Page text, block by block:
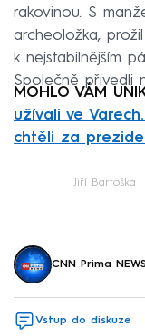
rakovinou. S
archeoložka,
k nejstabilnějším
Společně přivedli
MOHLO VÁM
užívali ve
chtěli za
Jiří Bartoška
CNN Prima NEWS
Vstup do diskuze